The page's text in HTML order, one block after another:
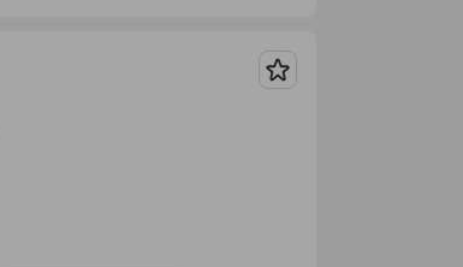
Guardar